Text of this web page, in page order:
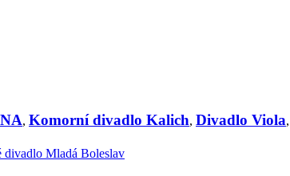
, Komorní divadlo Kalich, Divadlo Viola,
divadlo Mladá Boleslav